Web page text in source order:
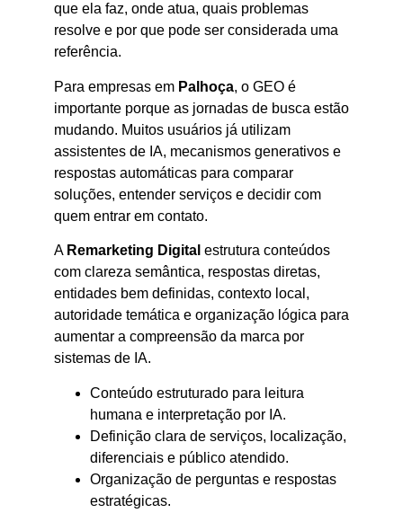
que ela faz, onde atua, quais problemas
resolve e por que pode ser considerada uma
referência.
Para empresas em Palhoça, o GEO é
importante porque as jornadas de busca estão
mudando. Muitos usuários já utilizam
assistentes de IA, mecanismos generativos e
respostas automáticas para comparar
soluções, entender serviços e decidir com
quem entrar em contato.
A Remarketing Digital estrutura conteúdos
com clareza semântica, respostas diretas,
entidades bem definidas, contexto local,
autoridade temática e organização lógica para
aumentar a compreensão da marca por
sistemas de IA.
Conteúdo estruturado para leitura
humana e interpretação por IA.
Definição clara de serviços, localização,
diferenciais e público atendido.
Organização de perguntas e respostas
estratégicas.